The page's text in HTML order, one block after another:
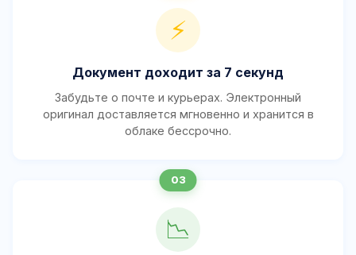
⚡
Документ доходит за 7 секунд
Забудьте о почте и курьерах. Электронный
оригинал доставляется мгновенно и хранится в
облаке бессрочно.
📉